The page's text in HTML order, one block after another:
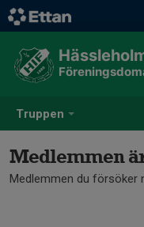
Truppen
Medlemmen
Medlemmen du försöker